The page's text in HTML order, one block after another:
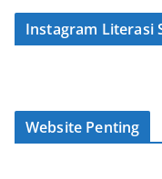
Instagram Literasi
Website Penting